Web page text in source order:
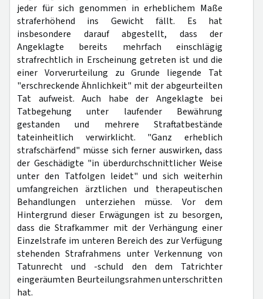
jeder für sich genommen in erheblichem Maße
straferhöhend ins Gewicht fällt. Es hat
insbesondere darauf abgestellt, dass der
Angeklagte bereits mehrfach einschlägig
strafrechtlich in Erscheinung getreten ist und die
einer Vorverurteilung zu Grunde liegende Tat
"erschreckende Ähnlichkeit" mit der abgeurteilten
Tat aufweist. Auch habe der Angeklagte bei
Tatbegehung unter laufender Bewährung
gestanden und mehrere Straftatbestände
tateinheitlich verwirklicht. "Ganz erheblich
strafschärfend" müsse sich ferner auswirken, dass
der Geschädigte "in überdurchschnittlicher Weise
unter den Tatfolgen leidet" und sich weiterhin
umfangreichen ärztlichen und therapeutischen
Behandlungen unterziehen müsse. Vor dem
Hintergrund dieser Erwägungen ist zu besorgen,
dass die Strafkammer mit der Verhängung einer
Einzelstrafe im unteren Bereich des zur Verfügung
stehenden Strafrahmens unter Verkennung von
Tatunrecht und -schuld den dem Tatrichter
eingeräumten Beurteilungsrahmen unterschritten
hat.